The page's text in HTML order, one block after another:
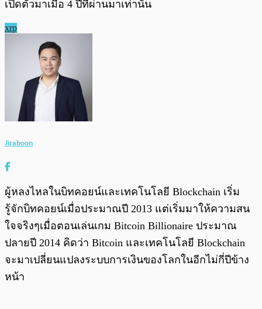
เปิดตัวมาเมื่อ 4 ปีที่ผ่านมาเท่านั้น
xrp
Jiraboon
ผู้หลงไหลในบิทคอยน์และเทคโนโลยี Blockchain เริ่ม
รู้จักบิทคอยน์เมื่อประมาณปี 2013 แต่เริ่มมาให้ความสน
ใจจริงๆเมื่อตอนเล่นเกม Bitcoin Billionaire ประมาณ
ปลายปี 2014 คิดว่า Bitcoin และเทคโนโลยี Blockchain
จะมาเปลี่ยนแปลงระบบการเงินของโลกในอีกไม่กี่ปีข้าง
หน้า